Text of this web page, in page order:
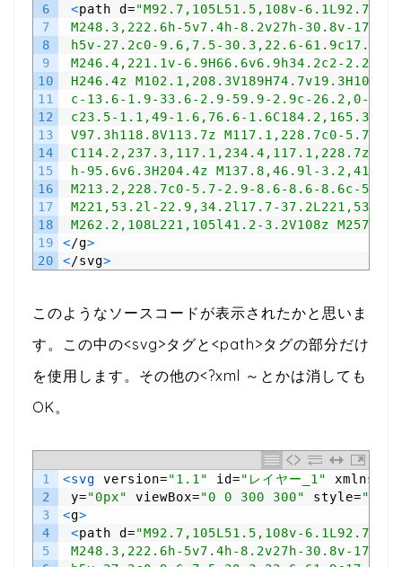
6
7
8
9
10
11
12
13
14
15
16
17
18
19
20
<path d="M92.7,105L51.5,108v-
M248.3,222.6h-5v7.4h-8.2v27h-30.8v-
h5v-27.2c0-9.6,7.5-30.3,22.6-61.9c17.1-
M246.4,221.1v-6.9H66.6v6.9h34.2c2-
H246.4z
c-13.6-1.9-33.6-2.9-59.9-2.9c-26.2,0-
c23.5-1.1,49-1.6,76.6-
V97.3h118.8V113.7z M117.1,228.7c0-
C114.2,237.3,117.1,234.4,117.1,228.7z
h-95.6v6.3H204.4z M137.8,46.9l-3.2,41l-
M213.2,228.7c0-5.7-2.9-8.6-8.6-8.6c-
M221,53.2l-22.9,34.2l17.7-37.2L221,53.2z
M262.2,108L221,105l41.2-3.2V108z
</g>
</svg>
このようなソースコードが表示されたかと思いま
す。この中の<svg>タグと<path>タグの部分だけ
を使用します。その他の<?xml ～とかは消しても
OK。
1
2
3
4
5
<svg version="1.1" id="レイヤー_1" xmlns
y="0px" viewBox="0 0 300 300" style=
<g>
<path d="M92.7,105L51.5,108v-
M248.3,222.6h-5v7.4h-8.2v27h-30.8v-